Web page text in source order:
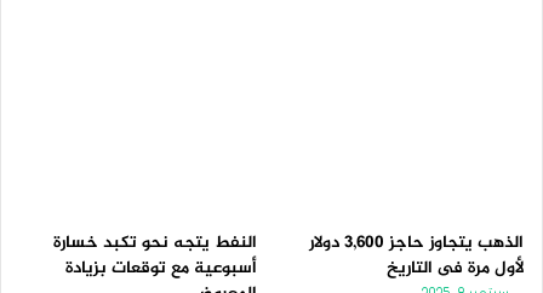
الذهب يتجاوز حاجز 3,600 دولار
لأول مرة فى التاريخ
النفط يتجه نحو تكبد خسارة
أسبوعية مع توقعات بزيادة